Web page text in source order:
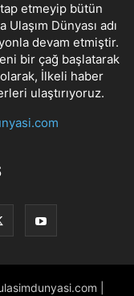
etmeyip bütün
Dünyası adı
devam etmiştir.
bir çağ başlatarak
İlkeli haber
ulaştırıyoruz.
|